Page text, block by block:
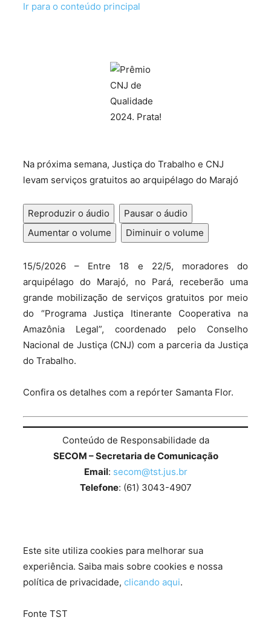
Ir para o conteúdo principal
Na próxima semana, Justiça do Trabalho e CNJ
levam serviços gratuitos ao arquipélago do Marajó
Reproduzir o áudio
Pausar o áudio
Aumentar o volume
Diminuir o volume
15/5/2026 – Entre 18 e 22/5, moradores do
arquipélago do Marajó, no Pará, receberão uma
grande mobilização de serviços gratuitos por meio
do “Programa Justiça Itinerante Cooperativa na
Amazônia Legal”, coordenado pelo Conselho
Nacional de Justiça (CNJ) com a parceria da Justiça
do Trabalho.
Confira os detalhes com a repórter Samanta Flor.
Conteúdo de Responsabilidade da
SECOM – Secretaria de Comunicação
Email: secom@tst.jus.br
Telefone: (61) 3043-4907
Este site utiliza cookies para melhorar sua
experiência. Saiba mais sobre cookies e nossa
política de privacidade, clicando aqui.
Fonte TST